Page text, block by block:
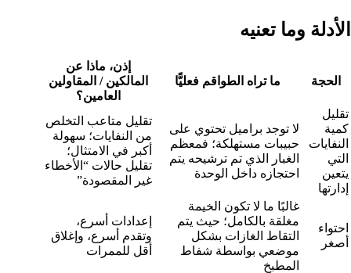
الأدلة وما تعنيه
الحجة ما تراه الطواقم فعليًّا
إذن، ماذا عن
المالكين / المقاولين
العامين؟
تقليل
كمية
النفايات
التي
يتعين
إدارتها
لا توجد براميل تحتوي على
حبيبات مستهلكة؛ فمعظم
الغبار الذي تم ترشيحه يتم
احتجازه داخل الوحدة
تقليل متاعب التخلص
من النفايات؛ سهولة
أكبر في الامتثال؛
تقليل حالات “الأخطاء
غير المقصودة”
احتواء
أصغر
غالبًا ما لا تكون الخيمة
مغلقة بالكامل؛ حيث يتم
التقاط الغازات بشكل
موضعي بواسطة شفاط
المطبخ
إعدادات أسرع،
وتقدم أسرع، وإغلاق
أقل للممرات